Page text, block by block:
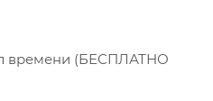
времени (БЕСПЛАТНО